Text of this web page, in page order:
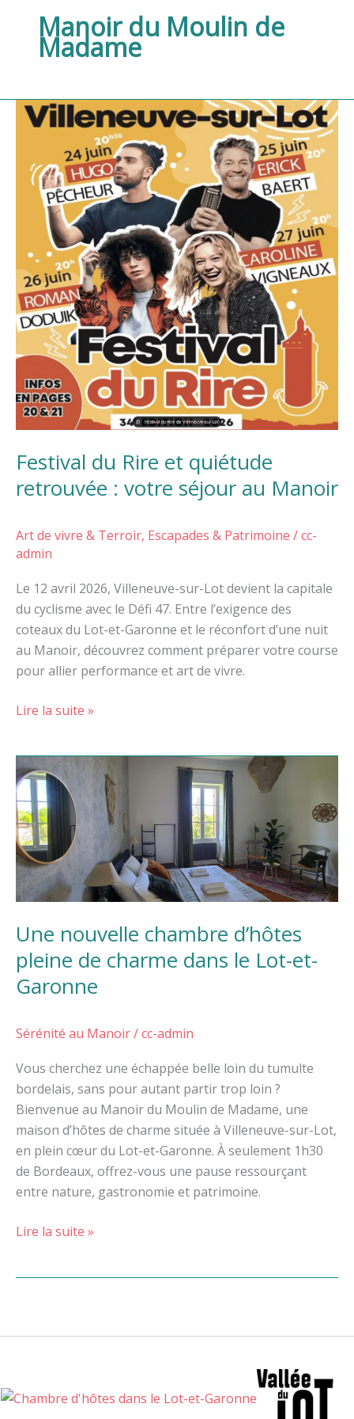
Manoir du Moulin de
Madame
Festival du Rire et quiétude
retrouvée : votre séjour au Manoir
Art de vivre & Terroir, Escapades & Patrimoine /cc-
admin
Le 12 avril 2026, Villeneuve-sur-Lot devient la capitale
du cyclisme avec le Défi 47. Entre l’exigence des
coteaux du Lot-et-Garonne et le réconfort d’une nuit
au Manoir, découvrez comment préparer votre course
pour allier performance et art de vivre.
Festival
quiétude
retrouvée
votre
séjour
au
Manoir
Lire la suite »
Une nouvelle chambre d’hôtes
pleine de charme dans le Lot-et-
Garonne
Sérénité au Manoir/cc-admin
Vous cherchez une échappée belle loin du tumulte
bordelais, sans pour autant partir trop loin ?
Bienvenue au Manoir du Moulin de Madame, une
maison d’hôtes de charme située à Villeneuve-sur-Lot,
en plein cœur du Lot-et-Garonne. À seulement 1h30
de Bordeaux, offrez-vous une pause ressourçant
entre nature, gastronomie et patrimoine.
Une
nouvelle
chambre
d’hôtes
pleine
de
charme
le
Lot-
et-
Garonne
Lire la suite »